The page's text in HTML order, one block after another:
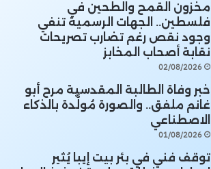
مخزون القمح والطحين في
فلسطين.. الجهات الرسمية تنفي
وجود نقص رغم تضارب تصريحات
نقابة أصحاب المخابز
02/08/2026
خبر وفاة الطالبة المقدسية مرح أبو
غانم ملفق.. والصورة مُولَّدة بالذكاء
الاصطناعي
01/08/2026
توقف فني في بئر بيت إيبا يُثير